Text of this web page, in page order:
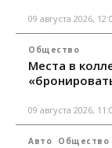
09 августа 2026,
Общество
Места в
09 августа 2026,
Авто Общество